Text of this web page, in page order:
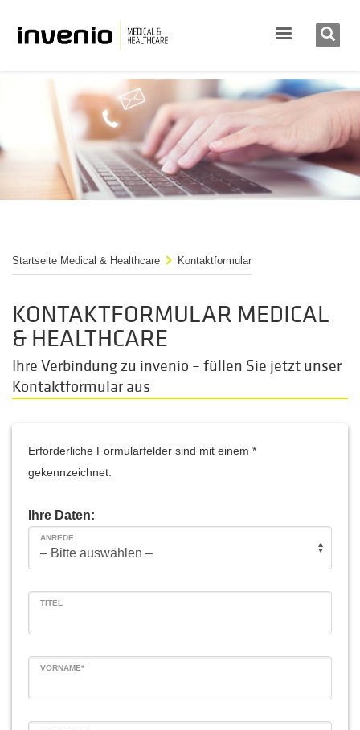
Startseite Medical & Healthcare Kontaktformular
KONTAKTFORMULAR MEDICAL
& HEALTHCARE
Ihre Verbindung zu invenio – füllen Sie jetzt unser
Kontaktformular aus
Erforderliche Formularfelder sind mit einem *
gekennzeichnet.
Ihre Daten:
ANREDE
TITEL
VORNAME*